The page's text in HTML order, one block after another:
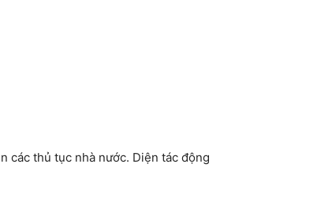
các thủ tục nhà nước. Diện tác động